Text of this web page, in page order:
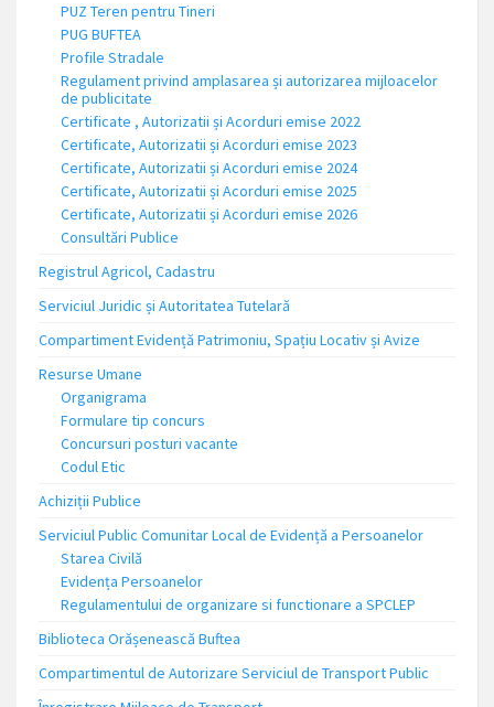
PUZ Teren pentru Tineri
PUG BUFTEA
Profile Stradale
Regulament privind amplasarea și autorizarea mijloacelor
de publicitate
Certificate , Autorizatii și Acorduri emise 2022
Certificate, Autorizatii și Acorduri emise 2023
Certificate, Autorizatii și Acorduri emise 2024
Certificate, Autorizatii și Acorduri emise 2025
Certificate, Autorizatii și Acorduri emise 2026
Consultări Publice
Registrul Agricol, Cadastru
Serviciul Juridic și Autoritatea Tutelară
Compartiment Evidență Patrimoniu, Spațiu Locativ și Avize
Resurse Umane
Organigrama
Formulare tip concurs
Concursuri posturi vacante
Codul Etic
Achiziții Publice
Serviciul Public Comunitar Local de Evidență a Persoanelor
Starea Civilă
Evidența Persoanelor
Regulamentului de organizare si functionare a SPCLEP
Biblioteca Orășenească Buftea
Compartimentul de Autorizare Serviciul de Transport Public